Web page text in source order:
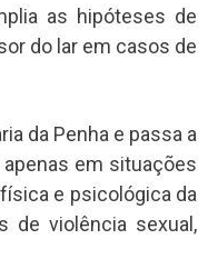
as hipóteses de
do lar em casos de
da Penha e passa a
em situações
e psicológica da
de violência sexual,